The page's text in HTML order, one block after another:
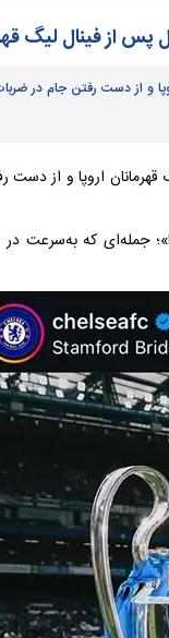
از فینال لیگ
و از دست رفتن جام در
قهرمانان اروپا و از
جمله‌ای که به‌سرعت